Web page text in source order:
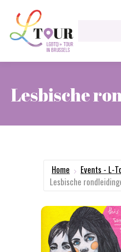
Lesbische
Home Events - L-
Lesbische